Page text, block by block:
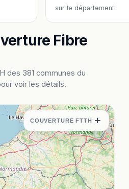
sur le département
Fibre
des 381 communes du
voir les détails.
COUVERTURE FTTH +